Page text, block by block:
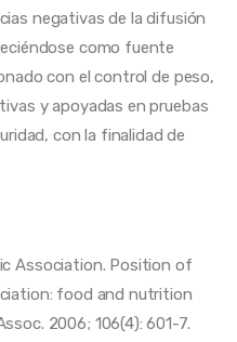
negativas de la difusión
como fuente
con el control de peso,
y apoyadas en pruebas
con la finalidad de
Association. Position of
food and nutrition
2006; 106(4): 601-7.